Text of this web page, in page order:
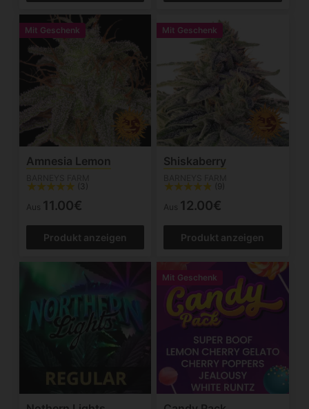
Mit Geschenk
Amnesia Lemon
(3)
Aus 11.00€
Produkt anzeigen
Mit Geschenk
Shiskaberry
(9)
Aus 12.00€
Produkt anzeigen
Mit Geschenk